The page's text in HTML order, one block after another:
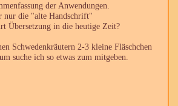
der Anwendungen.
nur die "alte Handschrift"
Übersetzung in die heutige Zeit?
Schwedenkräutern 2-3 kleine Fläschchen
suche ich so etwas zum mitgeben.